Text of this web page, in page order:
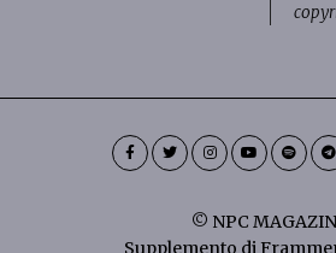
© NPC
Supplemento di